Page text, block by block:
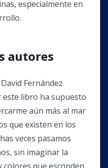
especialmente en
autores
Fernández
este libro ha supuesto
aún más al mar
que existen en los
veces pasamos
sin imaginar la